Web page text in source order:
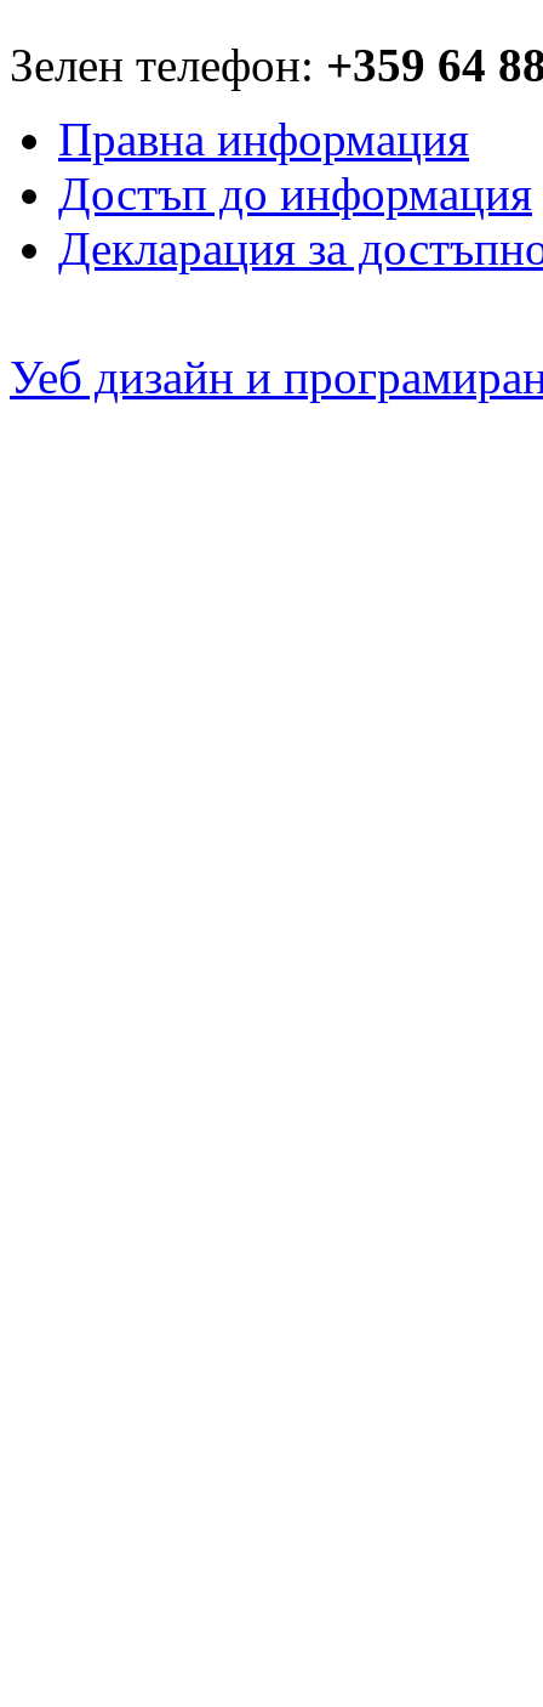
Зелен телефон: +359 64
Правна информация
Достъп до информация
Декларация за
Уеб дизайн и